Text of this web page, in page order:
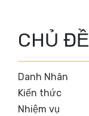
CHỦ ĐỀ
Danh Nhân
Kiến thức
Nhiệm vụ